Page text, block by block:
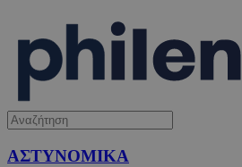
ΑΣΤΥΝΟΜΙΚΑ